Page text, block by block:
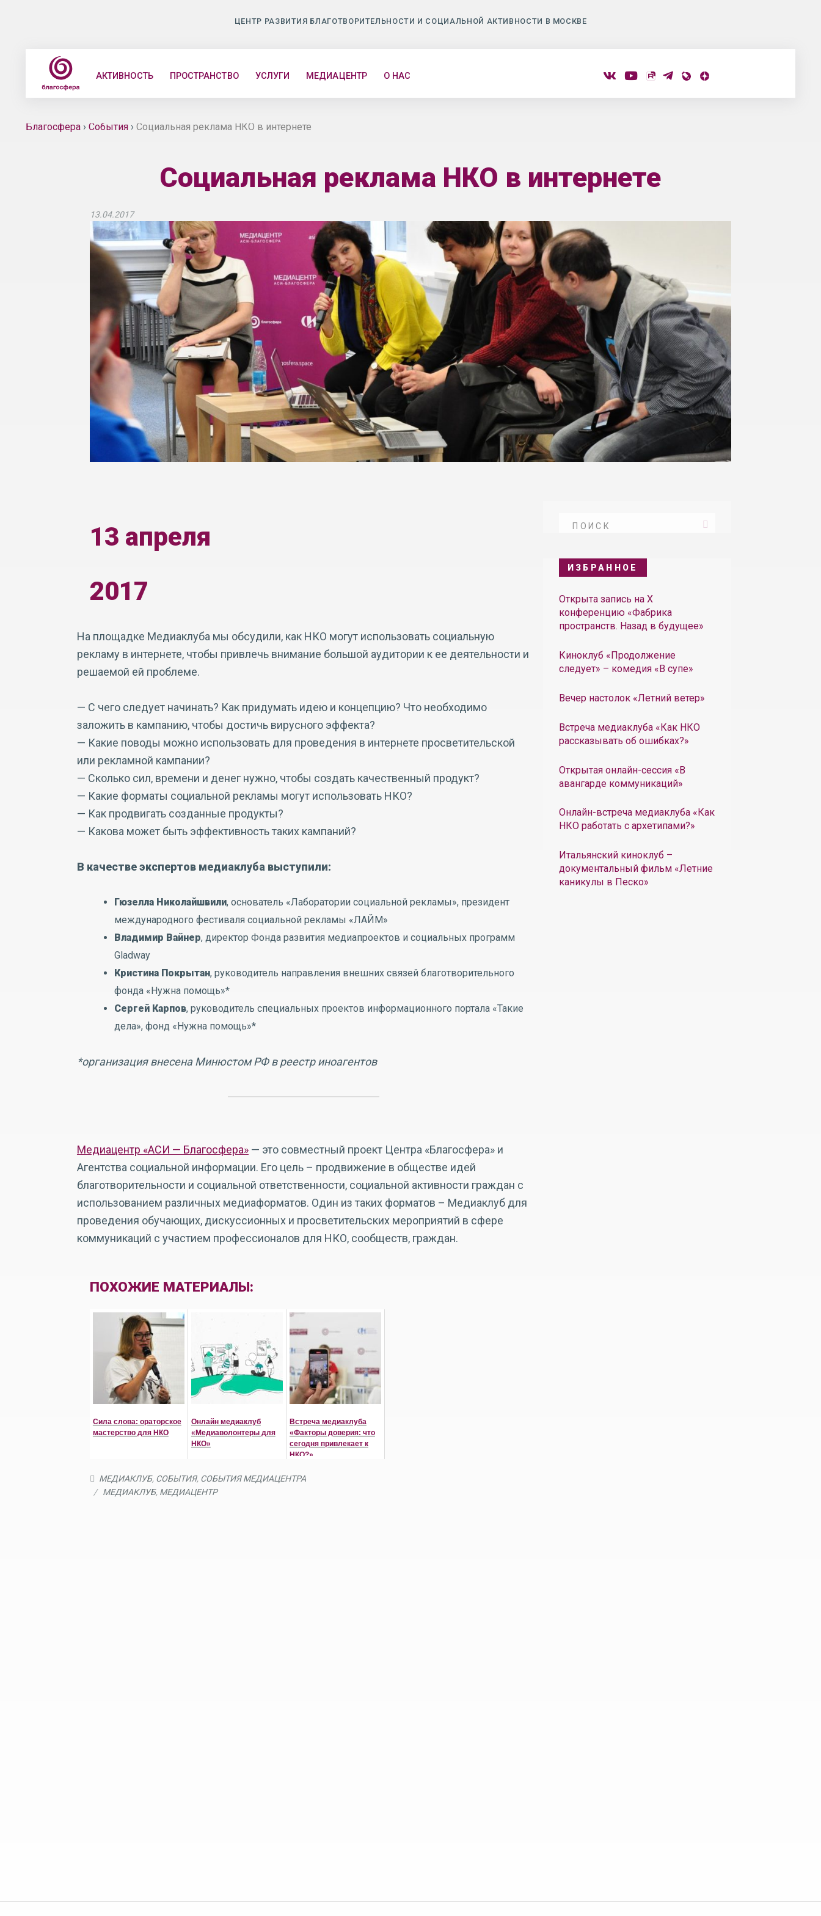
ЦЕНТР РАЗВИТИЯ БЛАГОТВОРИТЕЛЬНОСТИ И СОЦИАЛЬНОЙ АКТИВНОСТИ В МОСКВЕ
АКТИВНОСТЬ ПРОСТРАНСТВО УСЛУГИ МЕДИАЦЕНТР О НАС
Благосфера› События› Социальная реклама НКО в интернете
Социальная реклама НКО в интернете
13.04.2017
13 апреля
2017
На площадке Медиаклуба мы обсудили, как НКО могут использовать социальную
рекламу в интернете, чтобы привлечь внимание большой аудитории к ее деятельности и
решаемой ей проблеме.
— С чего следует начинать? Как придумать идею и концепцию? Что необходимо
заложить в кампанию, чтобы достичь вирусного эффекта?
— Какие поводы можно использовать для проведения в интернете просветительской
или рекламной кампании?
— Сколько сил, времени и денег нужно, чтобы создать качественный продукт?
— Какие форматы социальной рекламы могут использовать НКО?
— Как продвигать созданные продукты?
— Какова может быть эффективность таких кампаний?
В качестве экспертов медиаклуба выступили:
Гюзелла Николайшвили, основатель «Лаборатории социальной рекламы», президент
международного фестиваля социальной рекламы «ЛАЙМ»
Владимир Вайнер, директор Фонда развития медиапроектов и социальных программ
Gladway
Кристина Покрытан, руководитель направления внешних связей благотворительного
фонда «Нужна помощь»*
Сергей Карпов, руководитель специальных проектов информационного портала «Такие
дела», фонд «Нужна помощь»*
*организация внесена Минюстом РФ в реестр иноагентов
Медиацентр «АСИ — Благосфера»— это совместный проект Центра «Благосфера» и
Агентства социальной информации. Его цель – продвижение в обществе идей
благотворительности и социальной ответственности, социальной активности граждан с
использованием различных медиаформатов. Один из таких форматов – Медиаклуб для
проведения обучающих, дискуссионных и просветительских мероприятий в сфере
коммуникаций с участием профессионалов для НКО, сообществ, граждан.
ПОХОЖИЕ МАТЕРИАЛЫ:
Сила слова: ораторское
мастерство для НКО
Онлайн медиаклуб
«Медиаволонтеры для
НКО»
Встреча медиаклуба
«Факторы доверия: что
сегодня привлекает к
НКО?»
МЕДИАКЛУБ, СОБЫТИЯ, СОБЫТИЯ МЕДИАЦЕНТРА
/ МЕДИАКЛУБ, МЕДИАЦЕНТР
ИЗБРАННОЕ
Открыта запись на X
конференцию «Фабрика
пространств. Назад в будущее»
Киноклуб «Продолжение
следует» – комедия «В супе»
Вечер настолок «Летний ветер»
Встреча медиаклуба «Как НКО
рассказывать об ошибках?»
Открытая онлайн-сессия «В
авангарде коммуникаций»
Онлайн-встреча медиаклуба «Как
НКО работать с архетипами?»
Итальянский киноклуб –
документальный фильм «Летние
каникулы в Песко»